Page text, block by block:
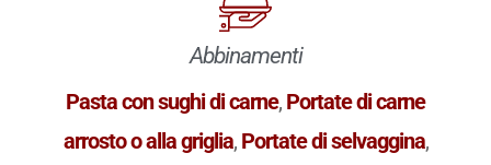
Abbinamenti
Pasta con sughi di carne, Portate di carne
arrosto o alla griglia, Portate di selvaggina,